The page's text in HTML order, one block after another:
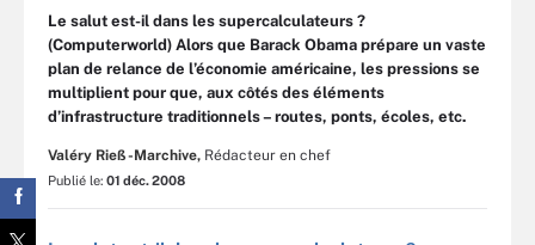
Le salut est-il dans les supercalculateurs ?
(Computerworld) Alors que Barack Obama prépare un vaste
plan de relance de l’économie américaine, les pressions se
multiplient pour que, aux côtés des éléments
d’infrastructure traditionnels – routes, ponts, écoles, etc.
Valéry Rieß-Marchive, Rédacteur en chef
Publié le: 01 déc. 2008